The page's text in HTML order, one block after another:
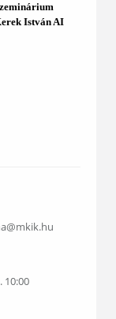
István AI
10:00